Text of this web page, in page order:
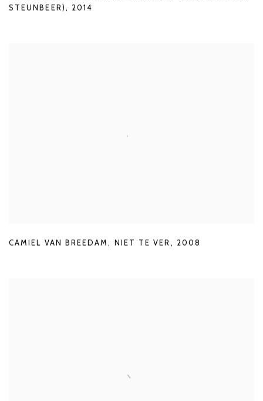
STEUNBEER) , 2014
CAMIEL VAN BREEDAM, NIET TE VER, 2008